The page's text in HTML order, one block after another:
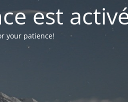
est
your patience!